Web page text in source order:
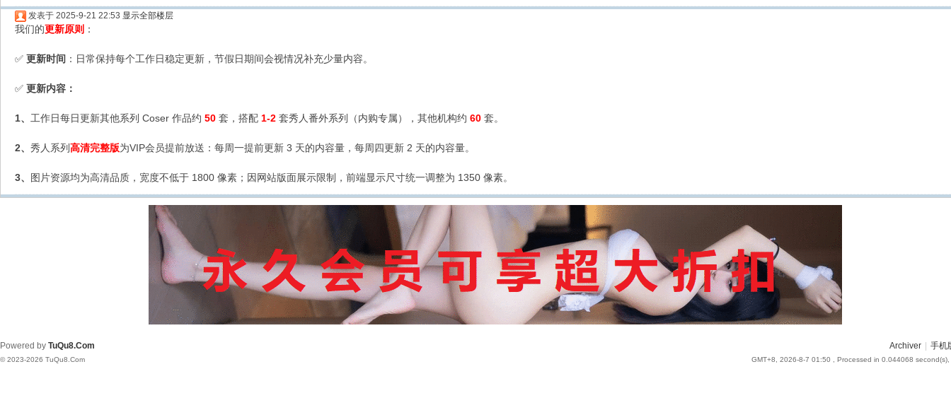
发表于 2025-9-21 22:53 显示全部楼层
我们的更新原则 ：
✅ 更新时间 ：日常保持每个工作日稳定更新，节假日期间会视情况补充少量内容。
✅ 更新内容：
1、 工作日每日更新其他系列 Coser 作品约 50 套，搭配 1-2 套秀人番外系列（内购专属），其他机构约 60 套。
2、 秀人系列高清完整版为VIP会员提前放送：每周一提前更新 3 天的内容量，每周四更新 2 天的内容量。
3、 图片资源均为高清品质，宽度不低于 1800 像素；因网站版面展示限制，前端显示尺寸统一调整为 1350 像素。
Archiver 手机
GMT+8, 2026-8-7 01:50 , Processed in 0.044068
Powered by TuQu8.Com
© 2023-2026 TuQu8.Com